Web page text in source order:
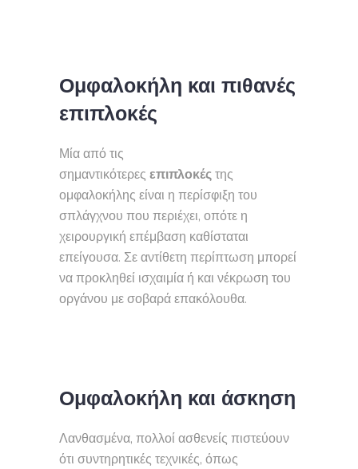
Ομφαλοκήλη και πιθανές
επιπλοκές
Μία από τις
σημαντικότερες επιπλοκέςτης
ομφαλοκήλης είναι η περίσφιξη του
σπλάγχνου που περιέχει, οπότε η
χειρουργική επέμβαση καθίσταται
επείγουσα. Σε αντίθετη περίπτωση μπορεί
να προκληθεί ισχαιμία ή και νέκρωση του
οργάνου με σοβαρά επακόλουθα.
Ομφαλοκήλη και άσκηση
Λανθασμένα, πολλοί ασθενείς πιστεύουν
ότι συντηρητικές τεχνικές, όπως